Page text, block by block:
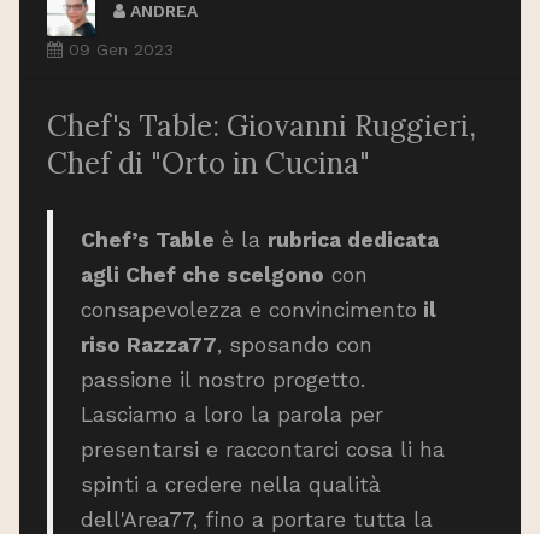
ANDREA
09 Gen 2023
Chef's Table: Giovanni Ruggieri,
Chef di "Orto in Cucina"​
Chef’s Table è la rubrica dedicata
agli Chef che scelgono con
consapevolezza e convincimento il
riso Razza77, sposando con
passione il nostro progetto.
Lasciamo a loro la parola per
presentarsi e raccontarci cosa li ha
spinti a credere nella qualità
dell'Area77, fino a portare tutta la